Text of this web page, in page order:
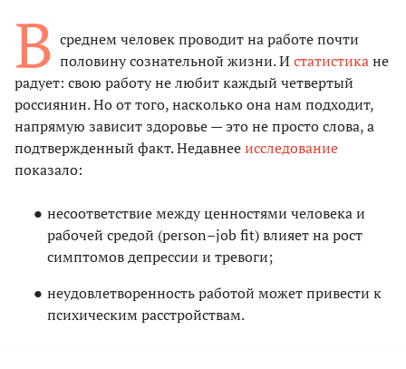
В среднем человек проводит на работе почти
половину сознательной жизни. Истатистикане
радует: свою работу не любит каждый четвертый
россиянин. Но от того, насколько она нам подходит,
напрямую зависит здоровье — это не просто слова, а
подтвержденный факт. Недавнееисследование
показало:
несоответствие между ценностями человека и
рабочей средой (person–job fit) влияет на рост
симптомов депрессии и тревоги;
неудовлетворенность работой может привести к
психическим расстройствам.